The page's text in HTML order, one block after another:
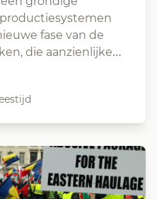
fase van de
die aanzienlijke…